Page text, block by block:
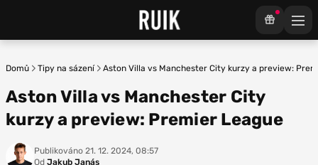
Domů Tipy na sázení Aston Villa vs Manchester City kurzy a preview:
Aston Villa vs Manchester City
kurzy a preview: Premier League
Publikováno 21. 12. 2024, 08:57
Od Jakub Janás